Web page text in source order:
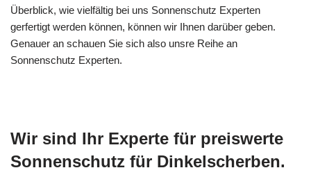
Überblick, wie vielfältig bei uns Sonnenschutz Experten
gerfertigt werden können, können wir Ihnen darüber geben.
Genauer an schauen Sie sich also unsre Reihe an
Sonnenschutz Experten.
Wir sind Ihr Experte für preiswerte
Sonnenschutz für Dinkelscherben.